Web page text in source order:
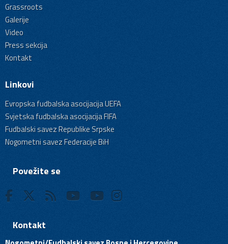
Grassroots
Galerije
Video
Press sekcija
Kontakt
Linkovi
Evropska fudbalska asocijacija UEFA
Svjetska fudbalska asocijacija FIFA
Fudbalski savez Republike Srpske
Nogometni savez Federacije BiH
Povežite se
Kontakt